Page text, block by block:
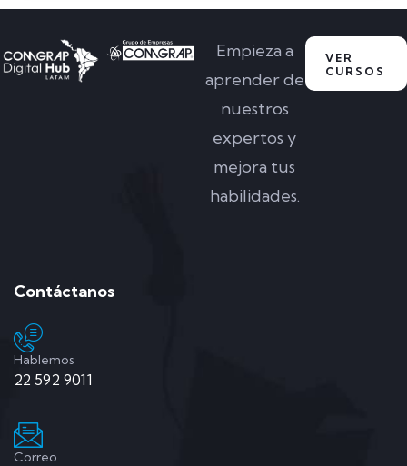
Empieza a
aprender de
nuestros
expertos y
mejora tus
habilidades.
VER
CURSOS
Contáctanos
Hablemos
22 592 9011
Correo